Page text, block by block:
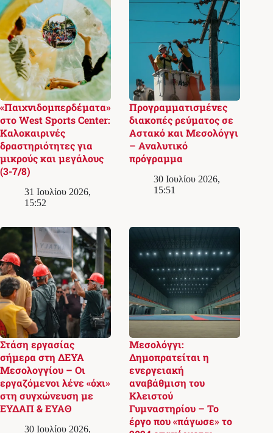
«Παιχνιδομπερδέματα»
στο West Sports Center:
Καλοκαιρινές
δραστηριότητες για
μικρούς και μεγάλους
(3-7/8)
31 Ιουλίου 2026,
15:52
Προγραμματισμένες
διακοπές ρεύματος σε
Αστακό και Μεσολόγγι
– Αναλυτικό
πρόγραμμα
30 Ιουλίου 2026,
15:51
Στάση εργασίας
σήμερα στη ΔΕΥΑ
Μεσολογγίου – Οι
εργαζόμενοι λένε «όχι»
στη συγχώνευση με
ΕΥΔΑΠ & ΕΥΑΘ
30 Ιουλίου 2026,
Μεσολόγγι:
Δημοπρατείται η
ενεργειακή
αναβάθμιση του
Κλειστού
Γυμναστηρίου – Το
έργο που «πάγωσε» το